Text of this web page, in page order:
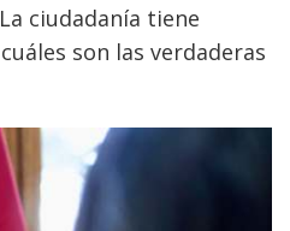
La ciudadanía tiene
son las verdaderas